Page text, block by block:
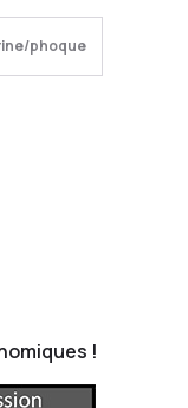
phoque
!